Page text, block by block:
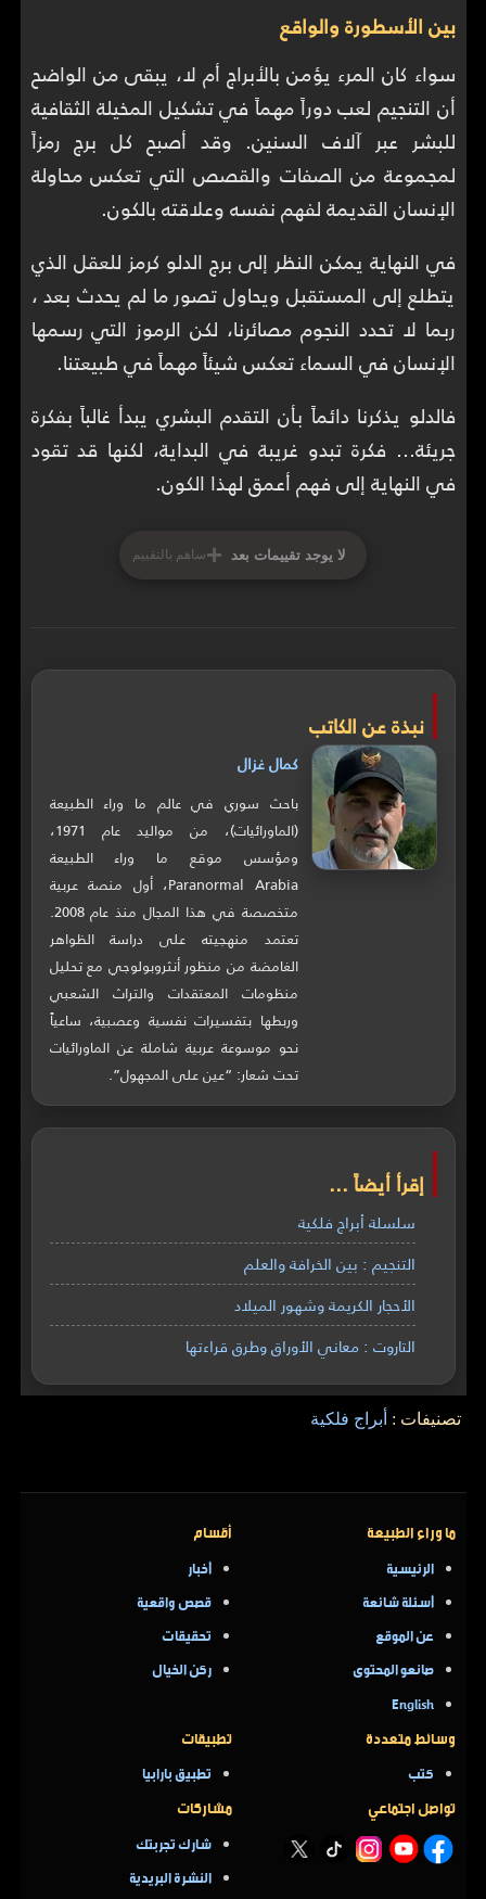
بين الأسطورة والواقع
سواء كان المرء يؤمن بالأبراج أم لا، يبقى من الواضح
أن التنجيم لعب دوراً مهماً في تشكيل المخيلة الثقافية
للبشر عبر آلاف السنين. وقد أصبح كل برج رمزاً
لمجموعة من الصفات والقصص التي تعكس محاولة
الإنسان القديمة لفهم نفسه وعلاقته بالكون.
في النهاية يمكن النظر إلى برج الدلو كرمز للعقل الذي
يتطلع إلى المستقبل ويحاول تصور ما لم يحدث بعد ،
ربما لا تحدد النجوم مصائرنا، لكن الرموز التي رسمها
الإنسان في السماء تعكس شيئاً مهماً في طبيعتنا.
فالدلو يذكرنا دائماً بأن التقدم البشري يبدأ غالباً بفكرة
جريئة… فكرة تبدو غريبة في البداية، لكنها قد تقود
في النهاية إلى فهم أعمق لهذا الكون.
لا يوجد تقييمات بعد +ساهم بالتقييم
نبذة عن الكاتب
كمال غزال
باحث سوري في عالم ما وراء الطبيعة
(الماورائيات)، من مواليد عام 1971،
ومؤسس موقع ما وراء الطبيعة
Paranormal Arabia، أول منصة عربية
متخصصة في هذا المجال منذ عام 2008.
تعتمد منهجيته على دراسة الظواهر
الغامضة من منظور أنثروبولوجي مع تحليل
منظومات المعتقدات والتراث الشعبي
وربطها بتفسيرات نفسية وعصبية، ساعياً
نحو موسوعة عربية شاملة عن الماورائيات
تحت شعار: “عين على المجهول”.
إقرأ أيضاً ...
سلسلة أبراج فلكية
التنجيم : بين الخرافة والعلم
الأحجار الكريمة وشهور الميلاد
التاروت : معاني الأوراق وطرق قراءتها
تصنيفات : أبراج فلكية
ما وراء الطبيعة
الرئيسية
أسئلة شائعة
عن الموقع
صانعو المحتوى
English
أقسام
أخبار
قصص واقعية
تحقيقات
ركن الخيال
وسائط متعددة
كتب
تطبيقات
تطبيق بارابيا
تواصل اجتماعي مشاركات
شارك تجربتك
النشرة البريدية